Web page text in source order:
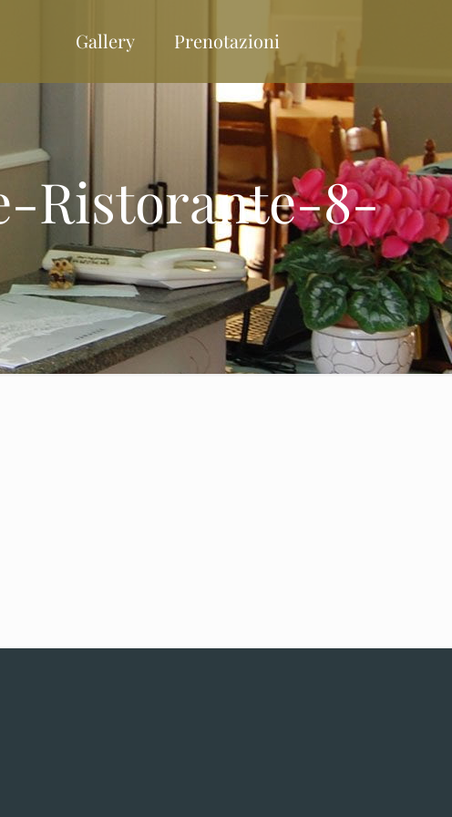
Gallery Prenotazioni
Ristorante-8-